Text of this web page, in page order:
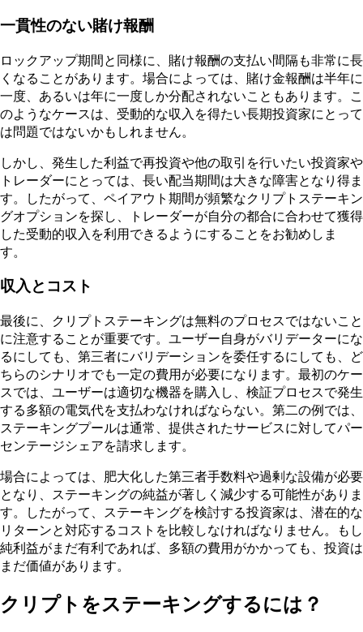
一貫性のない賭け報酬
ロックアップ期間と同様に、賭け報酬の支払い間隔も非常に長
くなることがあります。場合によっては、賭け金報酬は半年に
一度、あるいは年に一度しか分配されないこともあります。こ
のようなケースは、受動的な収入を得たい長期投資家にとって
は問題ではないかもしれません。
しかし、発生した利益で再投資や他の取引を行いたい投資家や
トレーダーにとっては、長い配当期間は大きな障害となり得ま
す。したがって、ペイアウト期間が頻繁なクリプトステーキン
グオプションを探し、トレーダーが自分の都合に合わせて獲得
した受動的収入を利用できるようにすることをお勧めしま
す。
収入とコスト
最後に、クリプトステーキングは無料のプロセスではないこと
に注意することが重要です。ユーザー自身がバリデーターにな
るにしても、第三者にバリデーションを委任するにしても、ど
ちらのシナリオでも一定の費用が必要になります。最初のケー
スでは、ユーザーは適切な機器を購入し、検証プロセスで発生
する多額の電気代を支払わなければならない。第二の例では、
ステーキングプールは通常、提供されたサービスに対してパー
センテージシェアを請求します。
場合によっては、肥大化した第三者手数料や過剰な設備が必要
となり、ステーキングの純益が著しく減少する可能性がありま
す。したがって、ステーキングを検討する投資家は、潜在的な
リターンと対応するコストを比較しなければなりません。もし
純利益がまだ有利であれば、多額の費用がかかっても、投資は
まだ価値があります。
クリプトをステーキングするには？